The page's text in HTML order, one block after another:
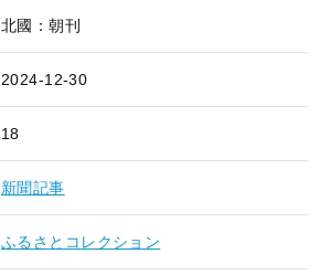
北國：朝刊
2024-12-30
18
新聞記事
ふるさとコレクション